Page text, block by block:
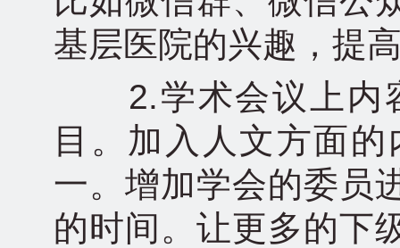
基层医院的兴趣，提
2.学术会议上内容
目。加入人文方面
一。增加学会的委员
的时间。让更多的下